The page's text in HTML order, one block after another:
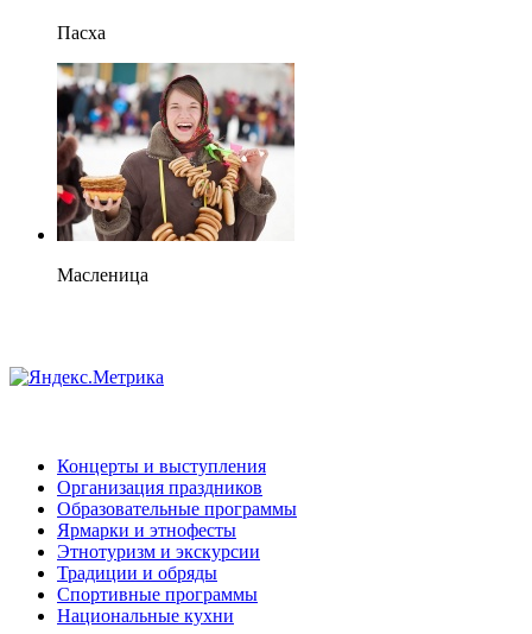
Пасха
Масленица
Концерты и выступления
Организация праздников
Образовательные программы
Ярмарки и этнофесты
Этнотуризм и экскурсии
Традиции и обряды
Спортивные программы
Национальные кухни